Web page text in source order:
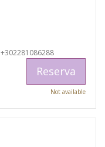
+302281086288
Reserva
Not available